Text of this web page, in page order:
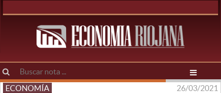
ECONOMÍA 26/03/2021